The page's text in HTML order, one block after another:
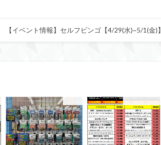
【イベント情報】セルフビンゴ【4/29(水)~5/1(金)】
緊急買取告知！